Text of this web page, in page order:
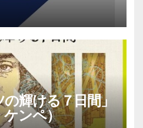
輝ける７日間」
ケンペ）